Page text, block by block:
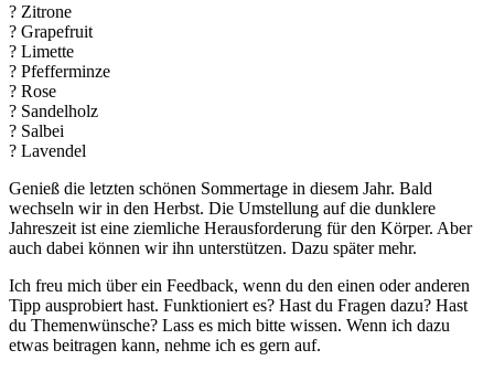
? Zitrone
? Grapefruit
? Limette
? Pfefferminze
? Rose
? Sandelholz
? Salbei
? Lavendel
Genieß die letzten schönen Sommertage in diesem Jahr. Bald
wechseln wir in den Herbst. Die Umstellung auf die dunklere
Jahreszeit ist eine ziemliche Herausforderung für den Körper. Aber
auch dabei können wir ihn unterstützen. Dazu später mehr.
Ich freu mich über ein Feedback, wenn du den einen oder anderen
Tipp ausprobiert hast. Funktioniert es? Hast du Fragen dazu? Hast
du Themenwünsche? Lass es mich bitte wissen. Wenn ich dazu
etwas beitragen kann, nehme ich es gern auf.